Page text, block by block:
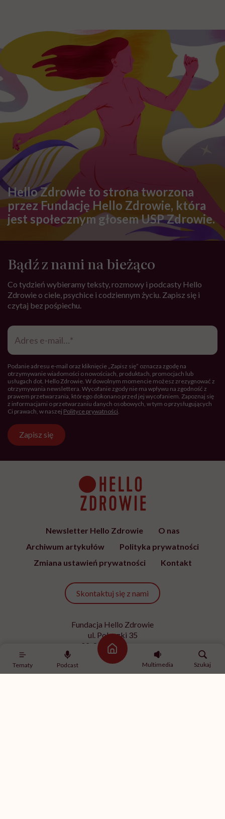
Tematy Podcast
Strona główna
Multimedia
Szukaj
Hello Zdrowie to strona tworzona
przez Fundację Hello Zdrowie, która
jest społecznym głosem USP Zdrowie.
Bądź z nami na bieżąco
Co tydzień wybieramy teksty, rozmowy i podcasty Hello
Zdrowie o ciele, psychice i codziennym życiu. Zapisz się i
czytaj bez pośpiechu.
Adres
mail*
Podanie adresu e-mail oraz kliknięcie „Zapisz się” oznacza zgodę na
otrzymywanie wiadomości o nowościach, produktach, promocjach lub
usługach dot. Hello Zdrowie. W dowolnym momencie możesz zrezygnować z
otrzymywania newslettera. Wycofanie zgody nie ma wpływu na zgodność z
prawem przetwarzania, którego dokonano przed jej wycofaniem. Zapoznaj się
z informacjami o przetwarzaniu danych osobowych, w tym o przysługujących
Ci prawach, w naszej Polityce prywatności
Zapisz się
Newsletter Hello Zdrowie
O nas
Archiwum artykułów
Polityka prywatności
Zmiana ustawień prywatności
Kontakt
Skontaktuj się z nami
Fundacja Hello Zdrowie
ul. Poleczki 35
02-822 Warszawa
NIP 9512613236
Kontakt z redakcją